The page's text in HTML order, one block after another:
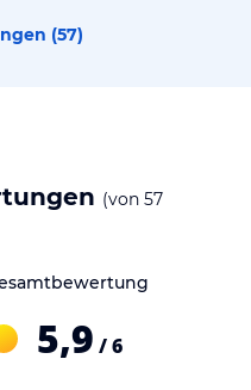
(57)
(von 57
5,9 / 6